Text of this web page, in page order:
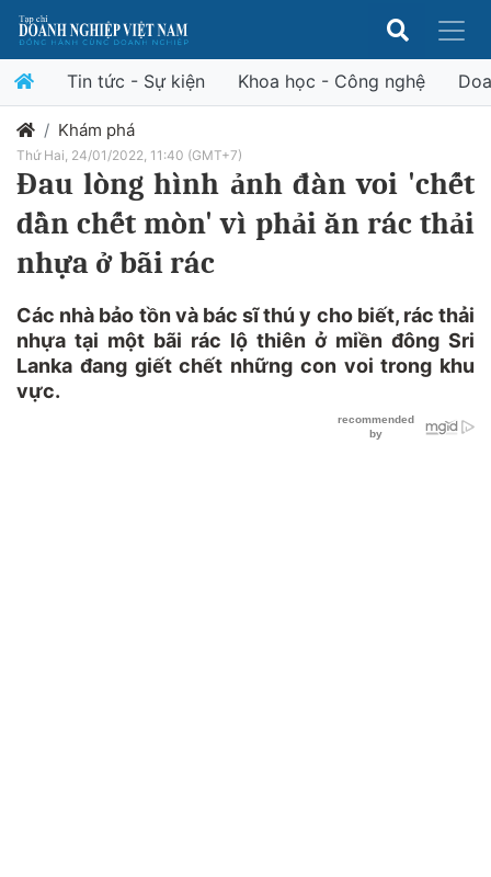
Tin tức - Sự kiện Khoa học - Công nghệ
Khám phá
Thứ Hai, 24/01/2022, 11:40 (GMT+7)
Đau lòng hình ảnh đàn voi 'chết
dần chết mòn' vì phải ăn rác thải
nhựa ở bãi rác
Các nhà bảo tồn và bác sĩ thú y cho biết, rác thải
nhựa tại một bãi rác lộ thiên ở miền đông Sri
Lanka đang giết chết những con voi trong khu
vực.